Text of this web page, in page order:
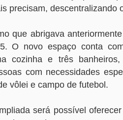
precisam, descentralizando
que abrigava
O novo espaço conta
cozinha e três
com necessidades
vôlei e campo de futebol.
será possível